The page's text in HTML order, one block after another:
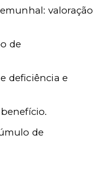
valoração
de
deficiência e
de